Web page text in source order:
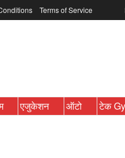
Terms of Service
एजुकेशन ऑटो टेक